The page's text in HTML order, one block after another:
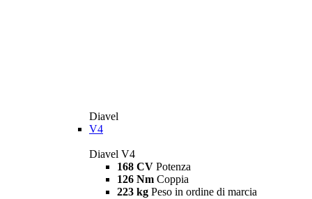
Diavel
V4
Diavel V4
168 CV Potenza
126 Nm Coppia
223 kg Peso in ordine di marcia